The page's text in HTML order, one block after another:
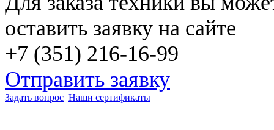
оставить заявку на сайте
+7 (351) 216-16-99
Отправить заявку
Задать вопрос Наши сертификаты